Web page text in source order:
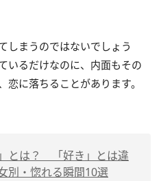
しまうのではないでしょう
いるだけなのに、内面もその
に落ちることがあります。
」とは？ 「好き」とは違
別・惚れる瞬間10選